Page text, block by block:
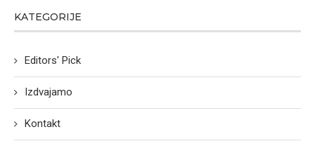
KATEGORIJE
Editors' Pick
Izdvajamo
Kontakt